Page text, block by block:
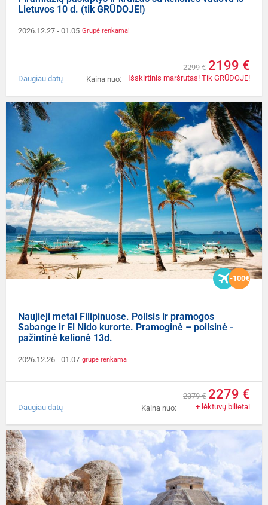
Lietuvos 10 d. (tik GRŪDOJE!)
2026.12.27 - 01.05 Grupė renkama!
Kaina nuo:
2299 € 2199 €
Išskirtinis maršrutas! Tik GRŪDOJE!
Daugiau datų
-100€
Naujieji metai Filipinuose. Poilsis ir pramogos
Sabange ir El Nido kurorte. Pramoginė – poilsinė -
pažintinė kelionė 13d.
2026.12.26 - 01.07 grupė renkama
Kaina nuo:
2379 € 2279 €
+ lėktuvų bilietai
Daugiau datų